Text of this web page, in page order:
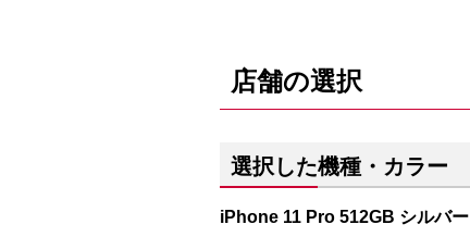
店舗の選択
選択した機種・カラー
iPhone 11 Pro 512GB シルバー